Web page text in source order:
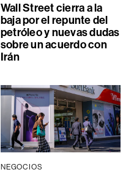
Wall Street cierra a la
baja por el repunte del
petróleo y nuevas dudas
sobre un acuerdo con
Irán
NEGOCIOS